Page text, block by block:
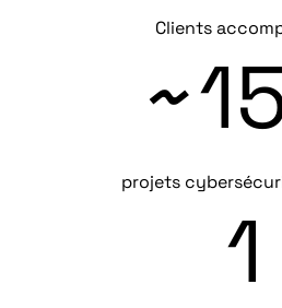
Clients
~1
projets
1